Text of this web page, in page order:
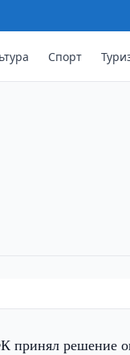
Спорт
принял решение